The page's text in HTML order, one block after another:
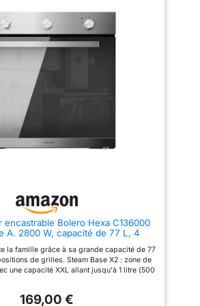
encastrable Bolero Hexa C136000
A. 2800 W, capacité de 77 L, 4
Fan, Triple Vitrage, Classe
Énergétique A
la famille grâce à sa grande capacité de 77
de grilles. Steam Base X2 : zone de
une capacité XXL allant jusqu'à 1 litre (500
nettoyage. Steam Assist : préparez vos
169,00 €